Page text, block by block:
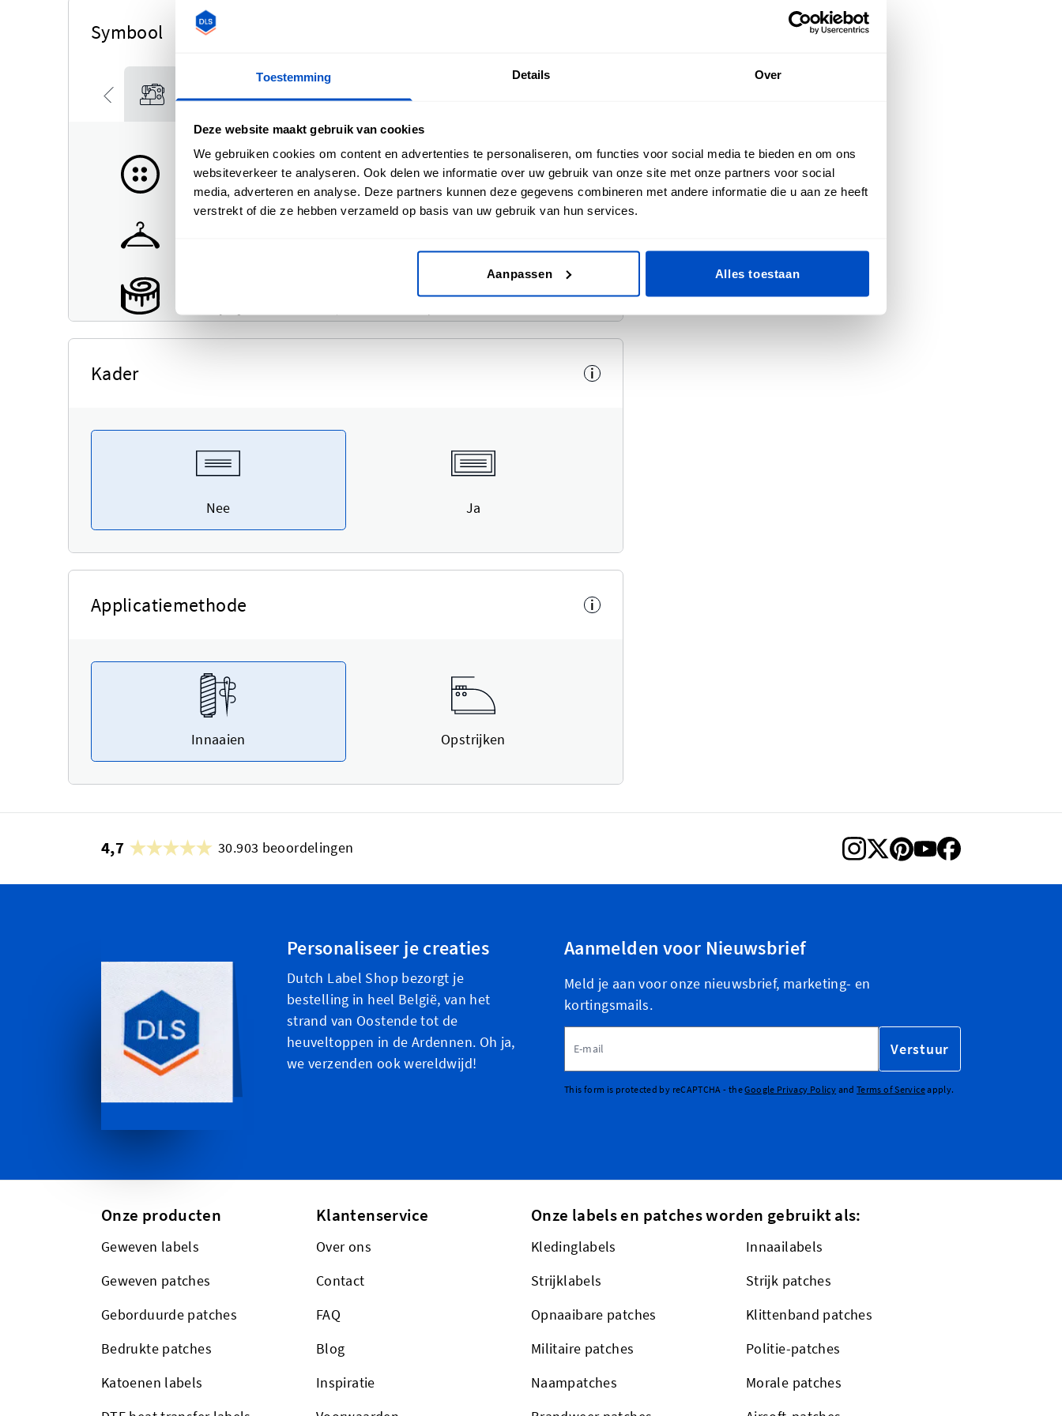
Toestemming Details Over
Deze website maakt gebruik van cookies
We gebruiken cookies om content en advertenties te personaliseren, om functies voor social media te bieden en om ons
websiteverkeer te analyseren. Ook delen we informatie over uw gebruik van onze site met onze partners voor social
media, adverteren en analyse. Deze partners kunnen deze gegevens combineren met andere informatie die u aan ze heeft
verstrekt of die ze hebben verzameld op basis van uw gebruik van hun services.
Aanpassen Alles toestaan
Symbool
Kader i
Nee Ja
Applicatiemethode i
Innaaien Opstrijken
4,7 30.903 beoordelingen
Personaliseer je creaties
Dutch Label Shop bezorgt je
bestelling in heel België, van het
strand van Oostende tot de
heuveltoppen in de Ardennen. Oh ja,
we verzenden ook wereldwijd!
Aanmelden voor Nieuwsbrief
Meld je aan voor onze nieuwsbrief, marketing- en
kortingsmails.
Verstuur
This form is protected by reCAPTCHA - theGoogle Privacy Policy and Terms of Serviceapply.
Onze producten
Geweven labels
Geweven patches
Geborduurde patches
Bedrukte patches
Katoenen labels
Klantenservice
Over ons
Contact
FAQ
Blog
Inspiratie
Onze labels en patches worden gebruikt als:
Kledinglabels
Innaailabels
Strijklabels
Strijk patches
Opnaaibare patches
Klittenband patches
Militaire patches
Politie-patches
Naampatches
Morale patches